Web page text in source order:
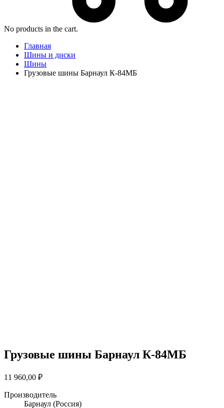
No products in the cart.
Главная
Шины и диски
Шины
Грузовые шины Барнаул К-84МБ
Грузовые шины Барнаул К-84МБ
11 960,00 ₽
Производитель
Барнаул (Россия)